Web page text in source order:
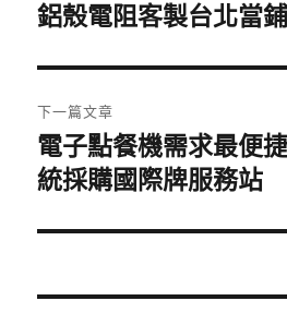
導
覽
一
文
章:
鋁殼電阻客製台北當鋪
下一篇文章
下
一
文
電子點餐機需求最便
統採購國際牌服務站